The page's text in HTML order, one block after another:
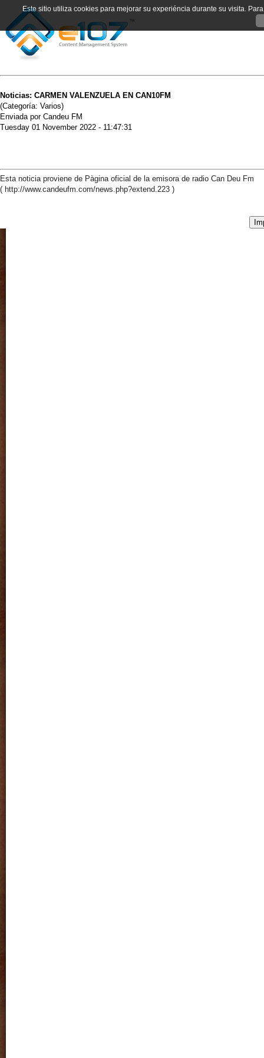
Noticias: CARMEN VALENZUELA EN CAN10FM
(Categoría: Varios)
Enviada por Candeu FM
Tuesday 01 November 2022 - 11:47:31
Esta noticia proviene de Pàgina oficial de la emisora de radio Can Deu Fm
( http://www.candeufm.com/news.php?extend.223 )
Este sitio utiliza cookies para mejorar su experiéncia durante su visita.